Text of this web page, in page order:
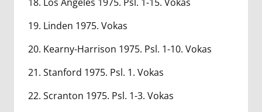
19. Linden 1975. Vokas
20. Kearny-Harrison 1975. Psl. 1-10. Vokas
21. Stanford 1975. Psl. 1. Vokas
22. Scranton 1975. Psl. 1-3. Vokas